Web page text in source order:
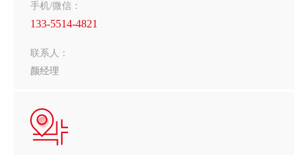
手机/微信：
133-5514-4821
联系人：
颜经理